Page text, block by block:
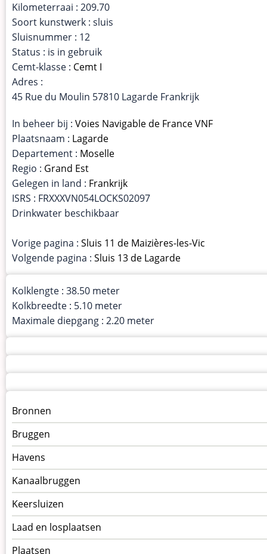
Kilometerraai : 209.70
Soort kunstwerk : sluis
Sluisnummer : 12
Status : is in gebruik
Cemt-klasse : Cemt I
Adres :
45 Rue du Moulin 57810 Lagarde Frankrijk
In beheer bij : Voies Navigable de France VNF
Plaatsnaam : Lagarde
Departement : Moselle
Regio : Grand Est
Gelegen in land : Frankrijk
ISRS : FRXXXVN054LOCKS02097
Drinkwater beschikbaar
Vorige pagina : Sluis 11 de Maizières-les-Vic
Volgende pagina : Sluis 13 de Lagarde
Kolklengte : 38.50 meter
Kolkbreedte : 5.10 meter
Maximale diepgang : 2.20 meter
Menu
kunstwerken
op
kunstwerkpagina
Bronnen
Bruggen
Havens
Kanaalbruggen
Keersluizen
Laad en losplaatsen
Plaatsen